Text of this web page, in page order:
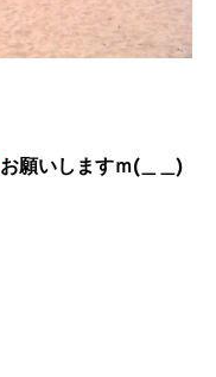
お願いしますｍ(＿＿)